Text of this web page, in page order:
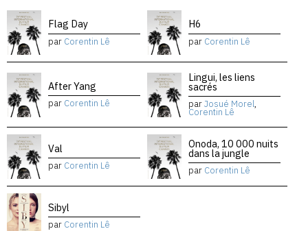
Flag Day
par Corentin Lê
H6
par Corentin Lê
After Yang
par Corentin Lê
Lingui, les liens
sacrés
parJosué Morel,
Corentin Lê
Val
par Corentin Lê
Onoda, 10 000 nuits
dans la jungle
par Corentin Lê
Sibyl
par Corentin Lê